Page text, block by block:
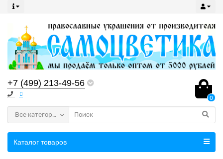
+7 (499) 213-49-56
0
Все категории
Каталог товаров